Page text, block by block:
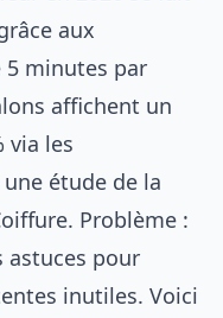
aux
minutes par
affichent un
via les
étude de la
Problème :
astuces pour
inutiles. Voici